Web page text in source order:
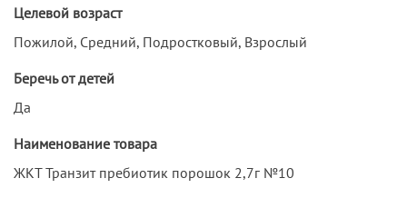
Целевой возраст
Пожилой, Средний, Подростковый, Взрослый
Беречь от детей
Да
Наименование товара
ЖКТ Транзит пребиотик порошок 2,7г №10